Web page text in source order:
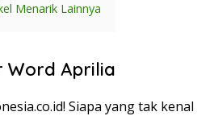
Menarik Lainnya
Word Aprilia
Siapa yang tak kenal